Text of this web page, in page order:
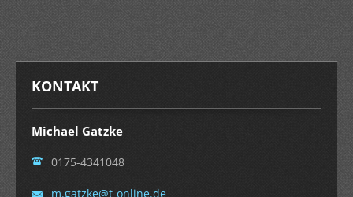
KONTAKT
Michael Gatzke
0175-4341048
m.gatzke@t-online.de